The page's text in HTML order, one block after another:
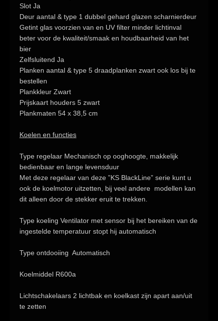
Slot Ja
Deur aantal & type 1 dubbel gehard glazen scharnierdeur
Getint glas voorzien van en UV filter minder lichtinval
beter voor de kwaliteit/smaak en houdbaarheid van het
bier
Zelfsluitend Ja
Planken aantal & type 5 draadplanken zwart ook los bij te
bestellen
Plankkleur Zwart
Prijskaart houders 5 zwart
Plankmaten 54 x 38,5 cm
Koelen en functies
Type regelaar Mechanisch op ooghoogte, makkelijk
bedienbaar en lange levensduur
Met deze regelaar van deze ”KS BlackLine” serie kunt u
ook de koelmotor uitzetten,
bij veel andere modellen kan
dit alleen door de stekker eruit te trekken.
Type koeling Ventilator met sensor bij het bereiken van de
ingestelde temperatuur stopt hij automatisch
Type ontdooiing Automatisch
Koelmiddel R600a
Lichtschakelaars 2 lichtbak en koelkast zijn apart aan/uit
te zetten